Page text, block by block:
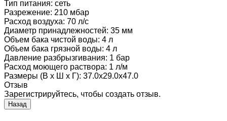
Тип питания: сеть
Разрежение: 210 мбар
Расход воздуха: 70 л/с
Диаметр принадлежностей: 35 мм
Объем бака чистой воды: 4 л
Объем бака грязной воды: 4 л
Давление разбрызгивания: 1 бар
Расход моющего раствора: 1 л/м
Размеры (В х Ш х Г): 37.0х29.0х47.0
Отзыв
Зарегистрируйтесь, чтобы создать отзыв.